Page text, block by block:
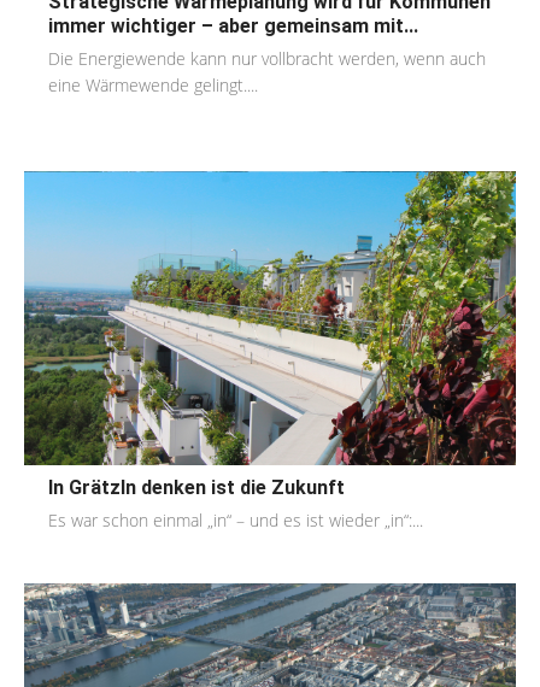
immer wichtiger – aber gemeinsam mit...
Die Energiewende kann nur vollbracht werden, wenn auch
eine Wärmewende gelingt....
In Grätzln denken ist die Zukunft
Es war schon einmal „in“ – und es ist wieder „in“:...